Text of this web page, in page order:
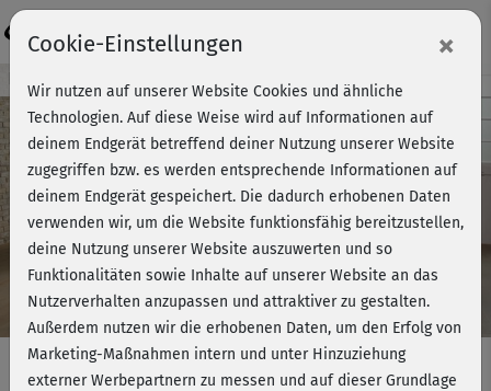
Play
Video
Kursvorschau - Jetzt mitmachen!
Cookie-Einstellungen ×
Wir nutzen auf unserer Website Cookies und ähnliche
Technologien. Auf diese Weise wird auf Informationen auf
deinem Endgerät betreffend deiner Nutzung unserer Website
zugegriffen bzw. es werden entsprechende Informationen auf
deinem Endgerät gespeichert. Die dadurch erhobenen Daten
verwenden wir, um die Website funktionsfähig bereitzustellen,
deine Nutzung unserer Website auszuwerten und so
Funktionalitäten sowie Inhalte auf unserer Website an das
Nutzerverhalten anzupassen und attraktiver zu gestalten.
Außerdem nutzen wir die erhobenen Daten, um den Erfolg von
Marketing-Maßnahmen intern und unter Hinzuziehung
externer Werbepartnern zu messen und auf dieser Grundlage